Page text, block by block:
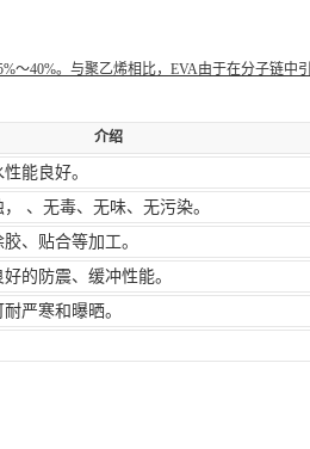
～40%。与聚乙烯相比，EVA由于在分子链中
介绍
能良好。
、无毒、无味、无污染。
、贴合等加工。
的防震、缓冲性能。
严寒和曝晒。